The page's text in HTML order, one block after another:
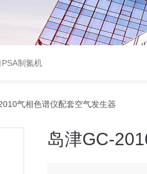
制氮机
气相色谱仪配套空气发生器
岛津GC-